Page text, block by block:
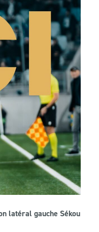
latéral gauche Sékou